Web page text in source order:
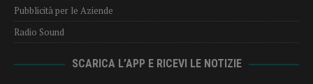
Pubblicità per le Aziende
Radio Sound
SCARICA L’APP E RICEVI LE NOTIZIE